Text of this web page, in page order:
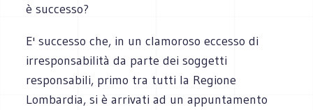
è successo?
E' successo che, in un clamoroso eccesso di
irresponsabilità da parte dei soggetti
responsabili, primo tra tutti la Regione
Lombardia, si è arrivati ad un appuntamento